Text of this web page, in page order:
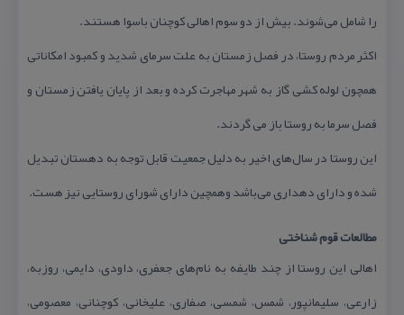
را شامل می‌شوند. بیش از دو سوم اهالی كوچنان باسوا هستند.
اكثر مردم روستا، در فصل زمستان به علت سرمای شدید و كمبود امكاناتی
همچون لوله كشی گاز به شهر مهاجرت كرده و بعد از پایان یافتن زمستان و
فصل سرما به روستا باز می گردند.
این روستا در سال‌های اخیر به دلیل جمعیت قابل توجه به دهستان تبدیل
شده و دارای دهداری می‌باشد وهمچین دارای شورای روستایی نیز هست.
مطالعات قوم شناختی
اهالی این روستا از چند طایفه به نام‌های جعفری، داودی، دایمی، روزبه،
زارعی، سلیمانپور، شمس، شمسی، صفاری، علیخانی، كوچنانی، معصومی،